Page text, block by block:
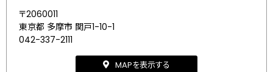
〒2060011
東京都 多摩市 関戸1-10-1
042-337-2111
MAPを表示する